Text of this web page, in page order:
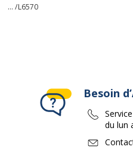
... /L6570
Besoin
du lun